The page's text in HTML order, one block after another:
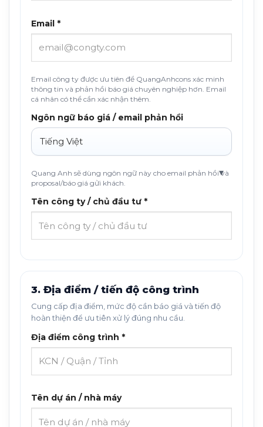
Email *
Email công ty được ưu tiên để QuangAnhcons xác minh
thông tin và phản hồi báo giá chuyên nghiệp hơn. Email
cá nhân có thể cần xác nhận thêm.
Ngôn ngữ báo giá / email phản hồi
Quang Anh sẽ dùng ngôn ngữ này cho email phản hồi và
proposal/báo giá gửi khách.
Tên công ty / chủ đầu tư *
3. Địa điểm / tiến độ công trình
Cung cấp địa điểm, mức độ cần báo giá và tiến độ
hoàn thiện để ưu tiên xử lý đúng nhu cầu.
Địa điểm công trình *
Tên dự án / nhà máy